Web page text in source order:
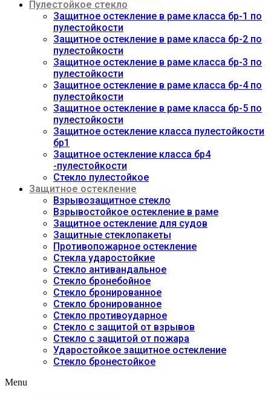
Пулестойкое стекло
Защитное остекление в раме класса бр-1 по
пулестойкости
Защитное остекление в раме класса бр-2 по
пулестойкости
Защитное остекление в раме класса бр-3 по
пулестойкости
Защитное остекление в раме класса бр-4 по
пулестойкости
Защитное остекление в раме класса бр-5 по
пулестойкости
Защитное остекление класса пулестойкости
бр1
Защитное остекление класса бр4
-пулестойкости
Стекло пулестойкое
Защитное остекление
Взрывозащитное стекло
Взрывостойкое остекление в раме
Защитное остекление для судов
Защитные стеклопакеты
Противопожарное остекление
Стекла ударостойкие
Стекло антивандальное
Стекло бронебойное
Стекло бронированное
Стекло бронированное
Стекло противоударное
Стекло с защитой от взрывов
Стекло с защитой от пожара
Ударостойкое защитное остекление
Стекло бронестойкое
Menu